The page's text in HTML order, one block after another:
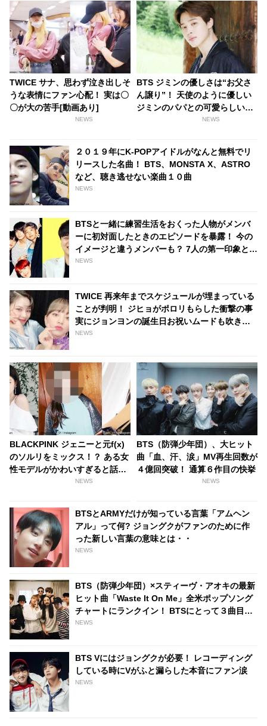
TWICE サナ、思わず泣き出しそ
うな表情にファン心配！ 実は〇
〇が大の苦手[動画あり]
NEWS
BTS ジミンの優しさは“お父さ
ん譲り”！ 天使のように優しい
ジミンのパパとの可愛らしいや
りとりにファン感動NEWS
２０１９年にK-POPアイドルがなんと無料でリ
リースした名曲！ BTS、MONSTA X、ASTRO
など、聴き逃せない楽曲１０曲
NEWS
BTSと一緒に練習生活をおくった人物がメンバ
ーに初対面したときのエピソードを暴露！ 今の
イメージと違うメンバーも？ 7人の第一印象とは
・・[前編]
NEWS
TWICE 再来年までスケジュールが埋まっている
ことが判明！ ジヒョがポロリもらした衝撃の事
実にジョンヨンの誕生日お祝いムードも吹き飛
ぶ！？ ONCEからは心配の声も［動画あり]
NEWS
BLACKPINK ジェニーと元f(x)
のソルリをミックス！？ ある女
性モデルがかわいすぎると話題
NEWS
BTS（防弾少年団）、大ヒット
曲「血、汗、涙」MV再生回数が
４億回突破！ 通算６作目の快挙
NEWS
BTSとARMYだけが知っている言葉「アムヘン
アル」って何? ジョングクがファンのために作
った新しい言葉の意味とは・・
NEWS
BTS（防弾少年団）×スティーヴ・アオキの最新
ヒット曲「Waste It On Me」全米ポップソング
チャートにランクイン！ BTSにとって３曲目の
快挙
NEWS
BTS Vにはジョングクが必要！ レコーディング
している時にVがふと漏らした本音にファン涙
NEWS